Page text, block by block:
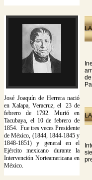
José Joaquín de Herrera nació
en Xalapa, Veracruz, el 23 de
febrero de 1792. Murió en
Tacubaya, el 10 de febrero de
1854. Fue tres veces Presidente
de México, (1844, 1844-1845 y
1848-1851) y general en el
Ejército mexicano durante la
Intervención Norteamericana en
México.